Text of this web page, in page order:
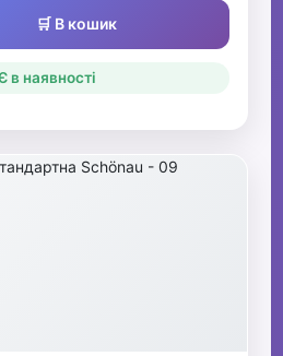
🛒 В кошик
в наявності